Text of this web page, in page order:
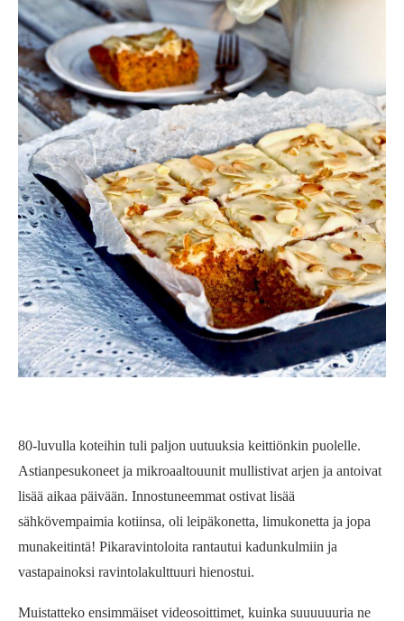
80-luvulla koteihin tuli paljon uutuuksia keittiönkin puolelle.
Astianpesukoneet ja mikroaaltouunit mullistivat arjen ja antoivat
lisää aikaa päivään. Innostuneemmat ostivat lisää
sähkövempaimia kotiinsa, oli leipäkonetta, limukonetta ja jopa
munakeitintä! Pikaravintoloita rantautui kadunkulmiin ja
vastapainoksi ravintolakulttuuri hienostui.
Muistatteko ensimmäiset videosoittimet, kuinka suuuuuuria ne